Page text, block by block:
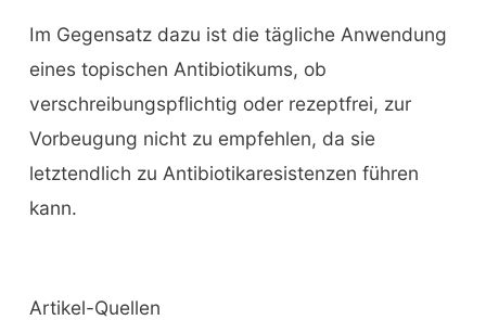
Im Gegensatz dazu ist die tägliche Anwendung
eines topischen Antibiotikums, ob
verschreibungspflichtig oder rezeptfrei, zur
Vorbeugung nicht zu empfehlen, da sie
letztendlich zu Antibiotikaresistenzen führen
kann.
Artikel-Quellen